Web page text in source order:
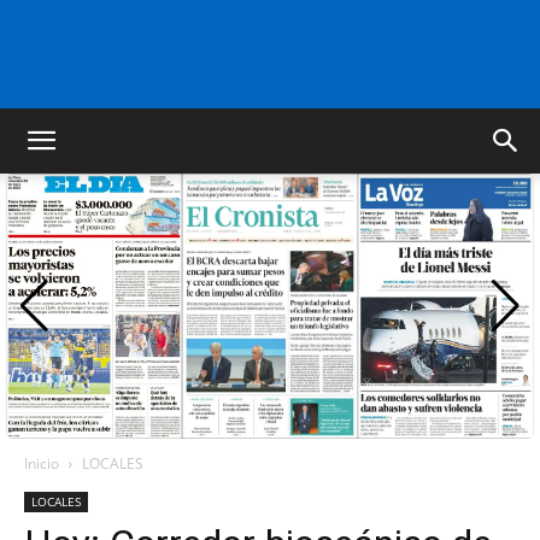
FM
GOLD
ORAN
107.1
Inicio LOCALES
LOCALES